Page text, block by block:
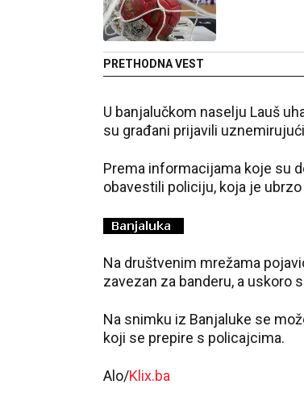
PRETHODNA VEST
U banjalučkom naselju Lauš
su građani prijavili
Prema informacijama koje su
obavestili policiju, koja je
Na društvenim mrežama
zavezan za banderu, a uskoro
Na snimku iz Banjaluke se
koji se prepire s policajcima.
Alo/Klix.ba